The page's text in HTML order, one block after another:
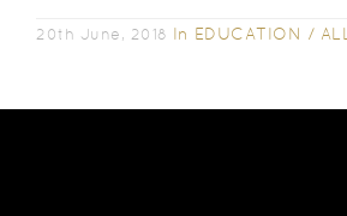
20th June, 2018 In EDUCATION /